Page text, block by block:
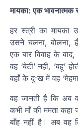
मायका: एक भावनात्मक
हर स्त्री का मायका
उसने चलना, बोलना,
एक बार विवाह के
वह ‘बेटी’ नहीं, ‘बहू’
वहाँ के दुःख में वह
वह जानती है कि अब
कभी माँ की ममता
बाँह नहीं है। अब वह